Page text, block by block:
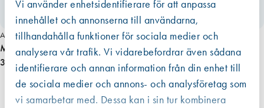
Vi använder enhetsidentifierare för att anpassa
innehållet och annonserna till användarna,
tillhandahålla funktioner för sociala medier och
analysera vår trafik. Vi vidarebefordrar även sådana
identifierare och annan information från din enhet till
de sociala medier och annons- och analysföretag som
vi samarbetar med. Dessa kan i sin tur kombinera
Art. nr 10880
Makita högtalare bluetooth MR014G LXT 18V-40V
3 055,00 kr